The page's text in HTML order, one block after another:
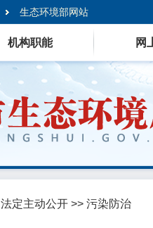
生态环境部网站
机构职能 网
法定主动公开 >> 污染防治